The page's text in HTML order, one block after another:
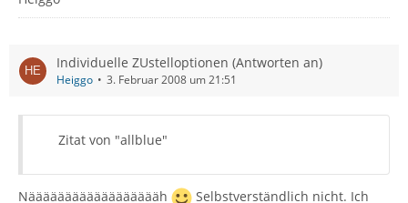
Individuelle ZUstelloptionen (Antworten an)
Heiggo 3. Februar 2008 um 21:51
Zitat von "allblue"
Nääääääääääääääääääh
Selbstverständlich nicht. Ich